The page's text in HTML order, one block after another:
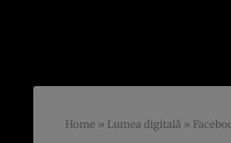
Home » Lumea digitală »